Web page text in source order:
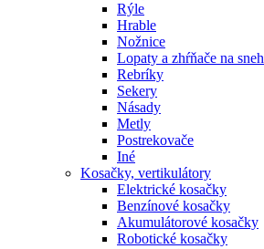
Rýle
Hrable
Nožnice
Lopaty a zhŕňače na sneh
Rebríky
Sekery
Násady
Metly
Postrekovače
Iné
Kosačky, vertikulátory
Elektrické kosačky
Benzínové kosačky
Akumulátorové kosačky
Robotické kosačky